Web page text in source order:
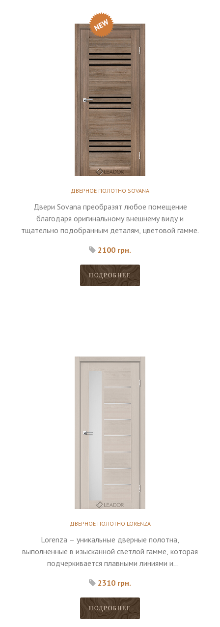
ДВЕРНОЕ ПОЛОТНО SOVANA
Двери Sovana преобразят любое помещение
благодаря оригинальному внешнему виду и
тщательно подобранным деталям, цветовой гамме.
2100 грн.
ПОДРОБНЕЕ
ДВЕРНОЕ ПОЛОТНО LORENZA
Lorenza – уникальные дверные полотна,
выполненные в изысканной светлой гамме, которая
подчеркивается плавными линиями и
2310 грн.
ПОДРОБНЕЕ